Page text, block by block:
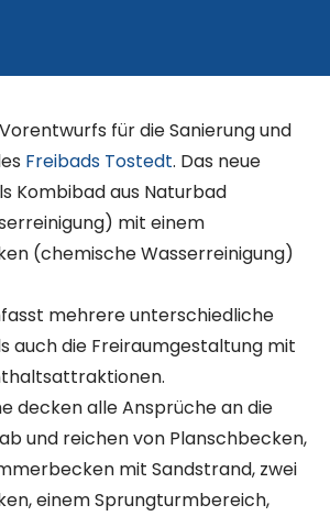
für die Sanierung und
Freibads Tostedt. Das neue
Kombibad aus Naturbad
mit einem
(chemische Wasserreinigung)
mehrere unterschiedliche
auch die Freiraumgestaltung mit
decken alle Ansprüche an die
und reichen von Planschbecken,
mit Sandstrand, zwei
einem Sprungturmbereich,